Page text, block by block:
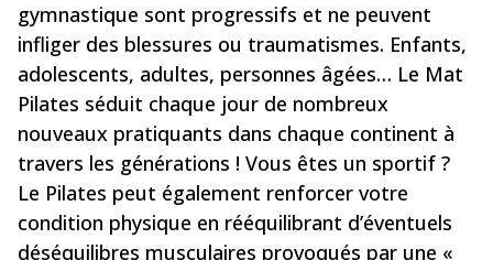
gymnastique sont progressifs et ne peuvent
infliger des blessures ou traumatismes. Enfants,
adolescents, adultes, personnes âgées… Le Mat
Pilates séduit chaque jour de nombreux
nouveaux pratiquants dans chaque continent à
travers les générations ! Vous êtes un sportif ?
Le Pilates peut également renforcer votre
condition physique en rééquilibrant d’éventuels
déséquilibres musculaires provoqués par une «